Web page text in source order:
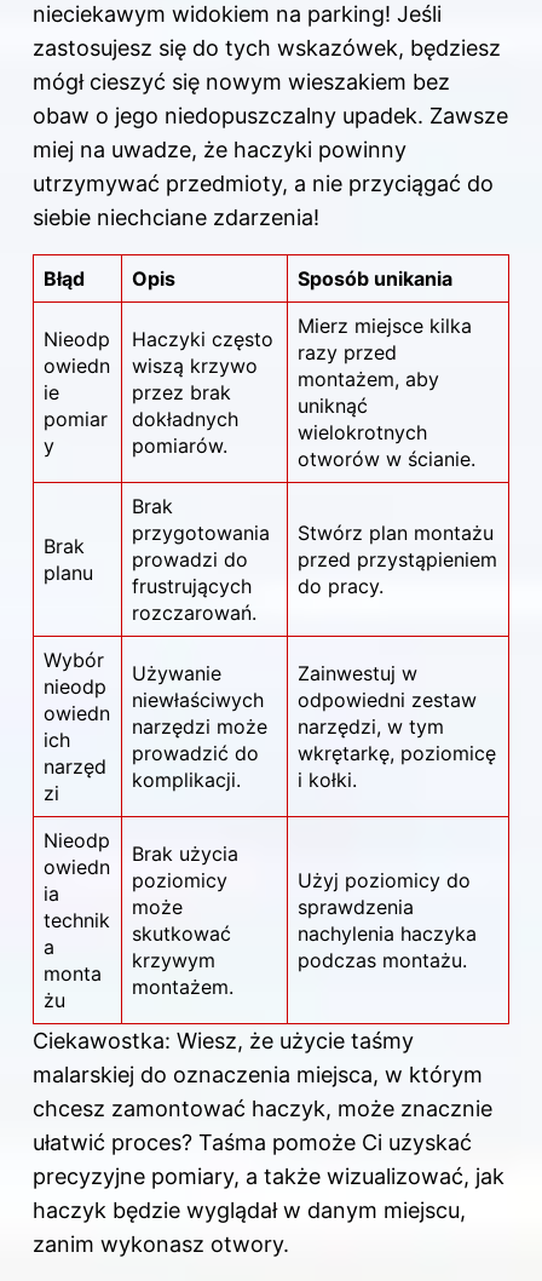
nieciekawym widokiem na parking! Jeśli
zastosujesz się do tych wskazówek, będziesz
mógł cieszyć się nowym wieszakiem bez
obaw o jego niedopuszczalny upadek. Zawsze
miej na uwadze, że haczyki powinny
utrzymywać przedmioty, a nie przyciągać do
siebie niechciane zdarzenia!
Błąd Opis Sposób unikania
Nieodp
owiedn
ie
pomiar
y
Haczyki często
wiszą krzywo
przez brak
dokładnych
pomiarów.
Mierz miejsce kilka
razy przed
montażem, aby
uniknąć
wielokrotnych
otworów w ścianie.
Brak
planu
Brak
przygotowania
prowadzi do
frustrujących
rozczarowań.
Stwórz plan montażu
przed przystąpieniem
do pracy.
Wybór
nieodp
owiedn
ich
narzęd
zi
Używanie
niewłaściwych
narzędzi może
prowadzić do
komplikacji.
Zainwestuj w
odpowiedni zestaw
narzędzi, w tym
wkrętarkę, poziomicę
i kołki.
Nieodp
owiedn
ia
technik
a
monta
żu
Brak użycia
poziomicy
może
skutkować
krzywym
montażem.
Użyj poziomicy do
sprawdzenia
nachylenia haczyka
podczas montażu.
Ciekawostka: Wiesz, że użycie taśmy
malarskiej do oznaczenia miejsca, w którym
chcesz zamontować haczyk, może znacznie
ułatwić proces? Taśma pomoże Ci uzyskać
precyzyjne pomiary, a także wizualizować, jak
haczyk będzie wyglądał w danym miejscu,
zanim wykonasz otwory.